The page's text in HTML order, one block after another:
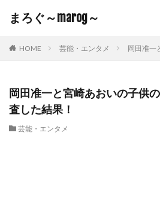
まろぐ～marog～
HOME 芸能・エンタメ 岡田准一
岡田准一と宮崎あおいの子供
査した結果！
芸能・エンタメ